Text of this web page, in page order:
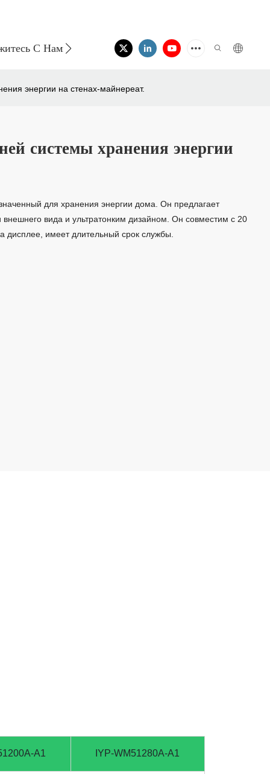
С Нами
энергии на стенах-майнереат.
системы хранения энергии
для хранения энергии дома. Он предлагает
вида и ультратонким дизайном. Он совместим с 20
дисплее, имеет длительный срок службы.
A1 IYP-WM51280A-A1